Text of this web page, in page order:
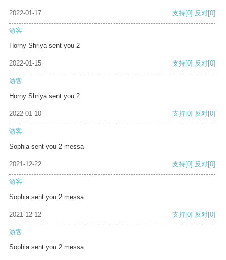
2022-01-17 支持[0] 反对[0]
游客
Horny Shriya sent you 2
2022-01-15 支持[0] 反对[0]
游客
Horny Shriya sent you 2
2022-01-10 支持[0] 反对[0]
游客
Sophia sent you 2 messa
2021-12-22 支持[0] 反对[0]
游客
Sophia sent you 2 messa
2021-12-12 支持[0] 反对[0]
游客
Sophia sent you 2 messa